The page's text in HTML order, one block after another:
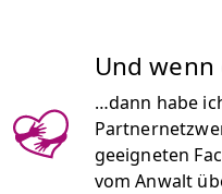
Und
…dann habe
geeigneten
vom Anwalt